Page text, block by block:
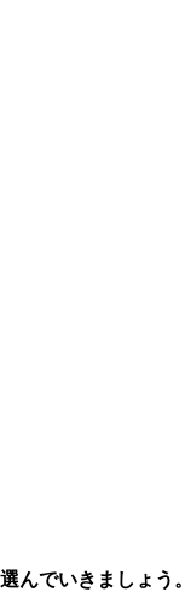
んでいきましょう。